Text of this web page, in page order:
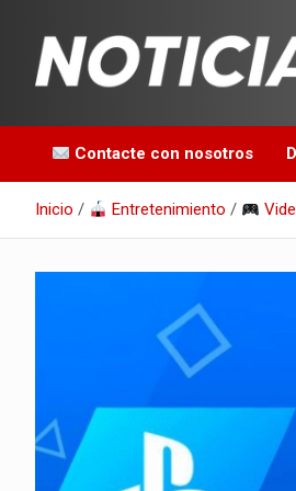
contenido
Noticias en
Contacte con nosotros
Inicio Entretenimiento